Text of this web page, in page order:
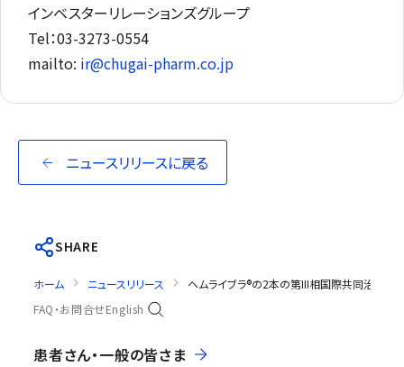
インベスターリレーションズグループ
Tel：03-3273-0554
mailto: ir@chugai-pharm.co.jp
ニュースリリースに戻る
SHARE
ホーム ニュースリリース
ヘムライブラ®の2本の第III相国際共同治験の
FAQ・お問合せEnglish
患者さん・一般の皆さま